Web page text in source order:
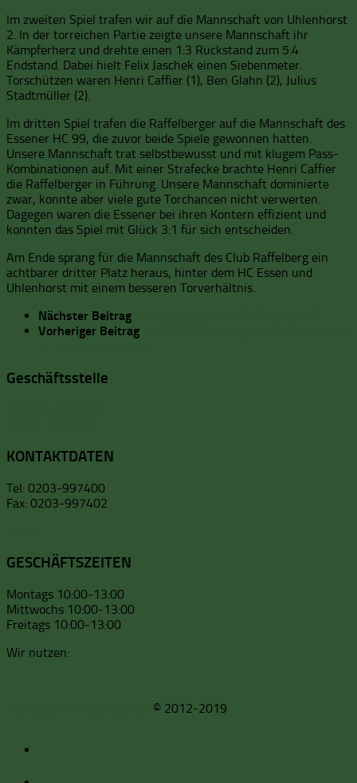
Im zweiten Spiel trafen wir auf die Mannschaft von Uhlenhorst
2. In der torreichen Partie zeigte unsere Mannschaft ihr
Kämpferherz und drehte einen 1:3 Rückstand zum 5:4
Endstand. Dabei hielt Felix Jaschek einen Siebenmeter.
Torschützen waren Henri Caffier (1), Ben Glahn (2), Julius
Stadtmüller (2).
Im dritten Spiel trafen die Raffelberger auf die Mannschaft des
Essener HC 99, die zuvor beide Spiele gewonnen hatten.
Unsere Mannschaft trat selbstbewusst und mit klugem Pass-
Kombinationen auf. Mit einer Strafecke brachte Henri Caffier
die Raffelberger in Führung. Unsere Mannschaft dominierte
zwar, konnte aber viele gute Torchancen nicht verwerten.
Dagegen waren die Essener bei ihren Kontern effizient und
konnten das Spiel mit Glück 3:1 für sich entscheiden.
Am Ende sprang für die Mannschaft des Club Raffelberg ein
achtbarer dritter Platz heraus, hinter dem HC Essen und
Uhlenhorst mit einem besseren Torverhältnis.
Nächster Beitrag
Vorheriger Beitrag
Geschäftsstelle
KONTAKTDATEN
Tel: 0203-997400
Fax: 0203-997402
GESCHÄFTSZEITEN
Montags 10:00-13:00
Mittwochs 10:00-13:00
Freitags 10:00-13:00
Wir nutzen:
© 2012-2019